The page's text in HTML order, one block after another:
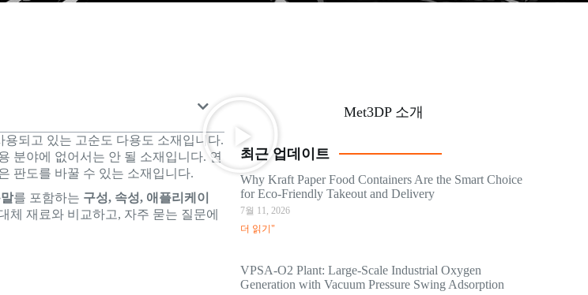
되고 있는 고순도 다용도 소재입니다.
분야에 없어서는 안 될 소재입니다. 연
판도를 바꿀 수 있는 소재입니다.
를 포함하는 구성, 속성, 애플리케이
체 재료와 비교하고, 자주 묻는 질문에
Met3DP 소개
최근 업데이트
Why Kraft Paper Food Containers Are the Smart Choice
for Eco-Friendly Takeout and Delivery
7월 11, 2026
더 읽기"
VPSA-O2 Plant: Large-Scale Industrial Oxygen
Generation with Vacuum Pressure Swing Adsorption